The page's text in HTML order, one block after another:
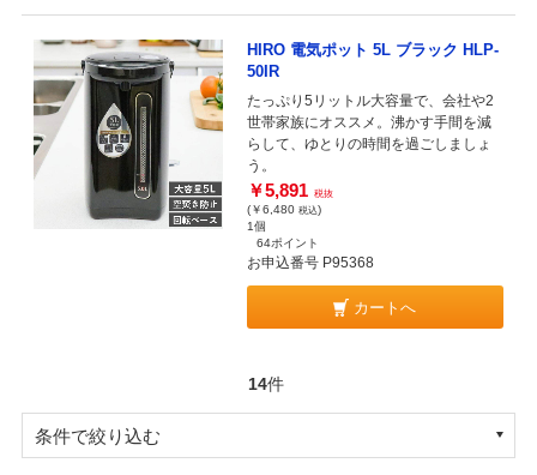
HIRO 電気ポット 5L ブラック HLP-
50IR
たっぷり5リットル大容量で、会社や2
世帯家族にオススメ。沸かす手間を減
らして、ゆとりの時間を過ごしましょ
う。
￥5,891 税抜
(￥6,480 税込)
1個
64ポイント
お申込番号 P95368
カートへ
14件
条件で絞り込む